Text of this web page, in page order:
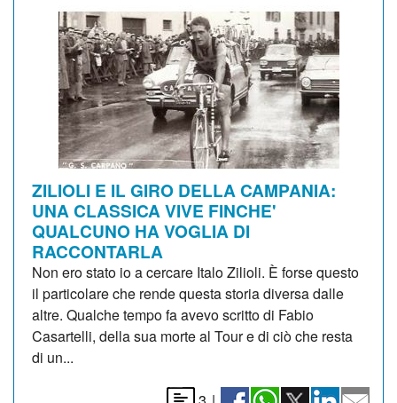
ZILIOLI E IL GIRO DELLA CAMPANIA:
UNA CLASSICA VIVE FINCHE'
QUALCUNO HA VOGLIA DI
RACCONTARLA
Non ero stato io a cercare Italo Zilioli. È forse questo
il particolare che rende questa storia diversa dalle
altre. Qualche tempo fa avevo scritto di Fabio
Casartelli, della sua morte al Tour e di ciò che resta
di un...